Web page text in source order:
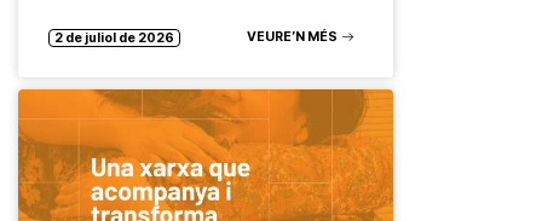
2 de juliol de 2026 VEURE’N MÉS